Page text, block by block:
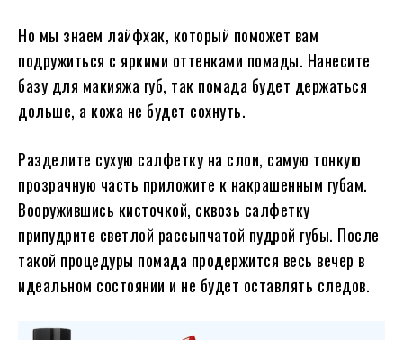
Но мы знаем лайфхак, который поможет вам
подружиться с яркими оттенками помады. Нанесите
базу для макияжа губ, так помада будет держаться
дольше, а кожа не будет сохнуть.
Разделите сухую салфетку на слои, самую тонкую
прозрачную часть приложите к накрашенным губам.
Вооружившись кисточкой, сквозь салфетку
припудрите светлой рассыпчатой пудрой губы. После
такой процедуры помада продержится весь вечер в
идеальном состоянии и не будет оставлять следов.